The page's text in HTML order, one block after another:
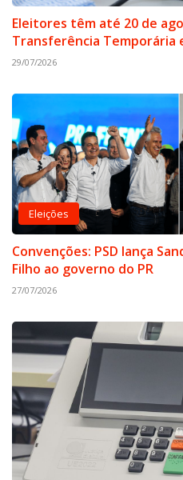
Eleitores têm até 20 de
Transferência Temporária
29/07/2026
Eleições
Convenções: PSD lança
Filho ao governo do PR
27/07/2026